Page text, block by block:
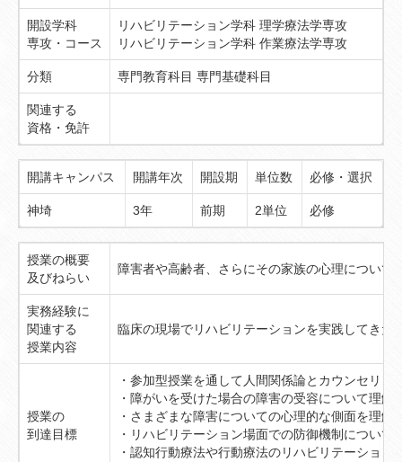
開設学科
専攻・コース
リハビリテーション学科 理学療法学専攻
リハビリテーション学科 作業療法学専攻
分類 専門教育科目 専門基礎科目
関連する
資格・免許
開講キャンパス 開講年次 開設期 単位数 必修・選択
神埼 3年 前期 2単位 必修
授業の概要
及びねらい
障害者や高齢者、さらにその家族の心理につい
実務経験に
関連する
授業内容
臨床の現場でリハビリテーションを実践してきた
授業の
到達目標
・参加型授業を通して人間関係論とカウンセリン
・障がいを受けた場合の障害の受容について理解
・さまざまな障害についての心理的な側面を理解
・リハビリテーション場面での防御機制について
・認知行動療法や行動療法のリハビリテーション